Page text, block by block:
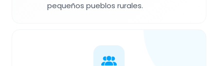
pequeños pueblos rurales.